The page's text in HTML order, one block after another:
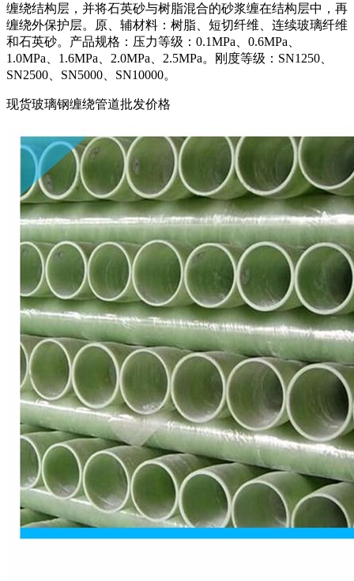
缠绕结构层，并将石英砂与树脂混合的砂浆缠在结构层中，再
缠绕外保护层。原、辅材料：树脂、短切纤维、连续玻璃纤维
和石英砂。产品规格：压力等级：0.1MPa、0.6MPa、
1.0MPa、1.6MPa、2.0MPa、2.5MPa。刚度等级：SN1250、
SN2500、SN5000、SN10000。
现货玻璃钢缠绕管道批发价格